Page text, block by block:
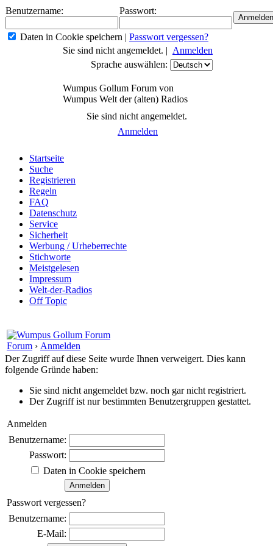
Benutzername: Passwort:
Daten in Cookie speichern | Passwort vergessen?
Sie sind nicht angemeldet. | Anmelden
Sprache auswählen:
Wumpus Gollum Forum von
Wumpus Welt der (alten) Radios
Sie sind nicht angemeldet.
Anmelden
Startseite
Suche
Registrieren
Regeln
FAQ
Datenschutz
Service
Sicherheit
Werbung / Urheberrechte
Stichworte
Meistgelesen
Impressum
Welt-der-Radios
Off Topic
Forum › Anmelden
Der Zugriff auf diese Seite wurde Ihnen verweigert. Dies kann
folgende Gründe haben:
Sie sind nicht angemeldet bzw. noch gar nicht registriert.
Der Zugriff ist nur bestimmten Benutzergruppen gestattet.
Anmelden
Benutzername:
Passwort:
Daten in Cookie speichern
Passwort vergessen?
Benutzername:
E-Mail: